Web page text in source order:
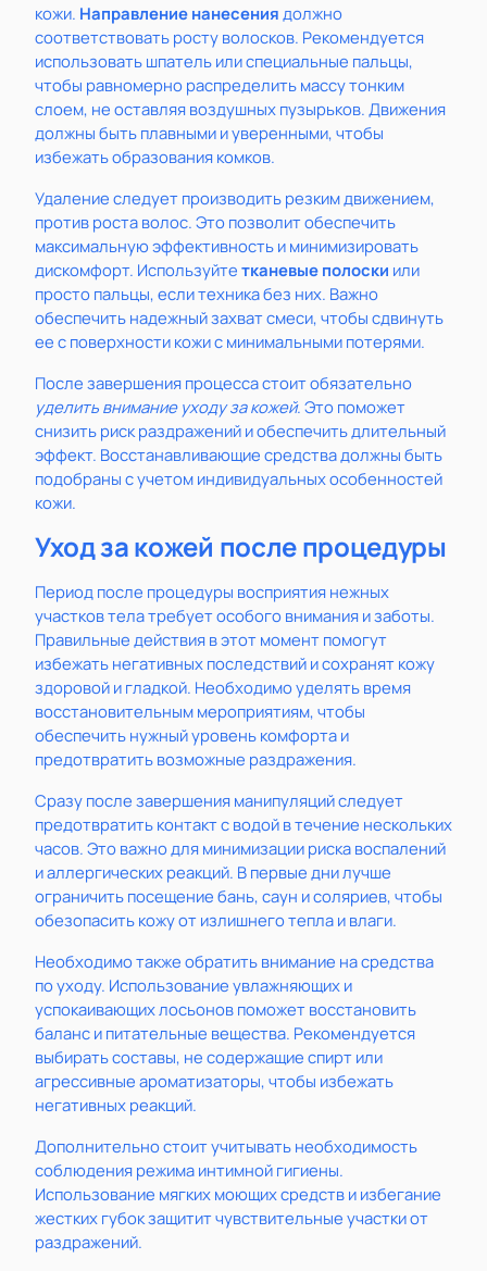
кожи. Направление нанесения должно
соответствовать росту волосков. Рекомендуется
использовать шпатель или специальные пальцы,
чтобы равномерно распределить массу тонким
слоем, не оставляя воздушных пузырьков. Движения
должны быть плавными и уверенными, чтобы
избежать образования комков.
Удаление следует производить резким движением,
против роста волос. Это позволит обеспечить
максимальную эффективность и минимизировать
дискомфорт. Используйте тканевые полоски или
просто пальцы, если техника без них. Важно
обеспечить надежный захват смеси, чтобы сдвинуть
ее с поверхности кожи с минимальными потерями.
После завершения процесса стоит обязательно
уделить внимание уходу за кожей. Это поможет
снизить риск раздражений и обеспечить длительный
эффект. Восстанавливающие средства должны быть
подобраны с учетом индивидуальных особенностей
кожи.
Уход за кожей после процедуры
Период после процедуры восприятия нежных
участков тела требует особого внимания и заботы.
Правильные действия в этот момент помогут
избежать негативных последствий и сохранят кожу
здоровой и гладкой. Необходимо уделять время
восстановительным мероприятиям, чтобы
обеспечить нужный уровень комфорта и
предотвратить возможные раздражения.
Сразу после завершения манипуляций следует
предотвратить контакт с водой в течение нескольких
часов. Это важно для минимизации риска воспалений
и аллергических реакций. В первые дни лучше
ограничить посещение бань, саун и соляриев, чтобы
обезопасить кожу от излишнего тепла и влаги.
Необходимо также обратить внимание на средства
по уходу. Использование увлажняющих и
успокаивающих лосьонов поможет восстановить
баланс и питательные вещества. Рекомендуется
выбирать составы, не содержащие спирт или
агрессивные ароматизаторы, чтобы избежать
негативных реакций.
Дополнительно стоит учитывать необходимость
соблюдения режима интимной гигиены.
Использование мягких моющих средств и избегание
жестких губок защитит чувствительные участки от
раздражений.